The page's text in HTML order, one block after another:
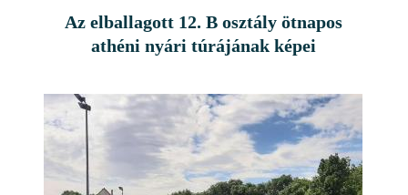
Az elballagott 12. B osztály ötnapos
athéni nyári túrájának képei